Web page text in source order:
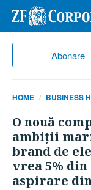
Abonare
HOME BUSINESS
O nouă
ambiţii mari
brand de
vrea 5%
aspirare